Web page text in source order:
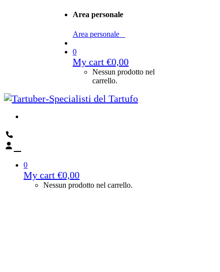
Area personale
Area personale
0
My cart €0,00
Nessun prodotto nel
carrello.
0
My cart €0,00
Nessun prodotto nel carrello.